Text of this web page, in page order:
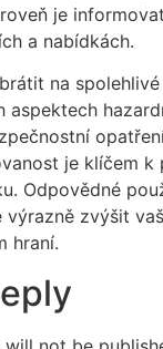
je
a nabídkách.
na
aspektech
je klíčem k
Odpovědné
výrazně zvýšit
hraní.